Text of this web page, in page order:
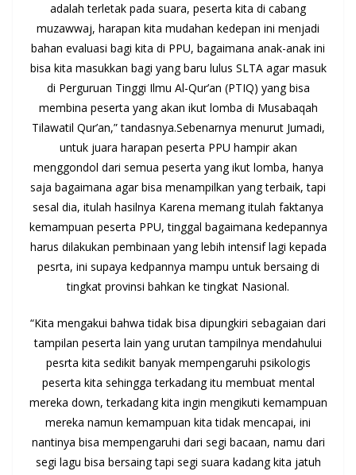
adalah terletak pada suara, peserta kita di cabang
muzawwaj, harapan kita mudahan kedepan ini menjadi
bahan evaluasi bagi kita di PPU, bagaimana anak-anak ini
bisa kita masukkan bagi yang baru lulus SLTA agar masuk
di Perguruan Tinggi Ilmu Al-Qur’an (PTIQ) yang bisa
membina peserta yang akan ikut lomba di Musabaqah
Tilawatil Qur’an,” tandasnya.Sebenarnya menurut Jumadi,
untuk juara harapan peserta PPU hampir akan
menggondol dari semua peserta yang ikut lomba, hanya
saja bagaimana agar bisa menampilkan yang terbaik, tapi
sesal dia, itulah hasilnya Karena memang itulah faktanya
kemampuan peserta PPU, tinggal bagaimana kedepannya
harus dilakukan pembinaan yang lebih intensif lagi kepada
pesrta, ini supaya kedpannya mampu untuk bersaing di
tingkat provinsi bahkan ke tingkat Nasional.
“Kita mengakui bahwa tidak bisa dipungkiri sebagaian dari
tampilan peserta lain yang urutan tampilnya mendahului
pesrta kita sedikit banyak mempengaruhi psikologis
peserta kita sehingga terkadang itu membuat mental
mereka down, terkadang kita ingin mengikuti kemampuan
mereka namun kemampuan kita tidak mencapai, ini
nantinya bisa mempengaruhi dari segi bacaan, namu dari
segi lagu bisa bersaing tapi segi suara kadang kita jatuh